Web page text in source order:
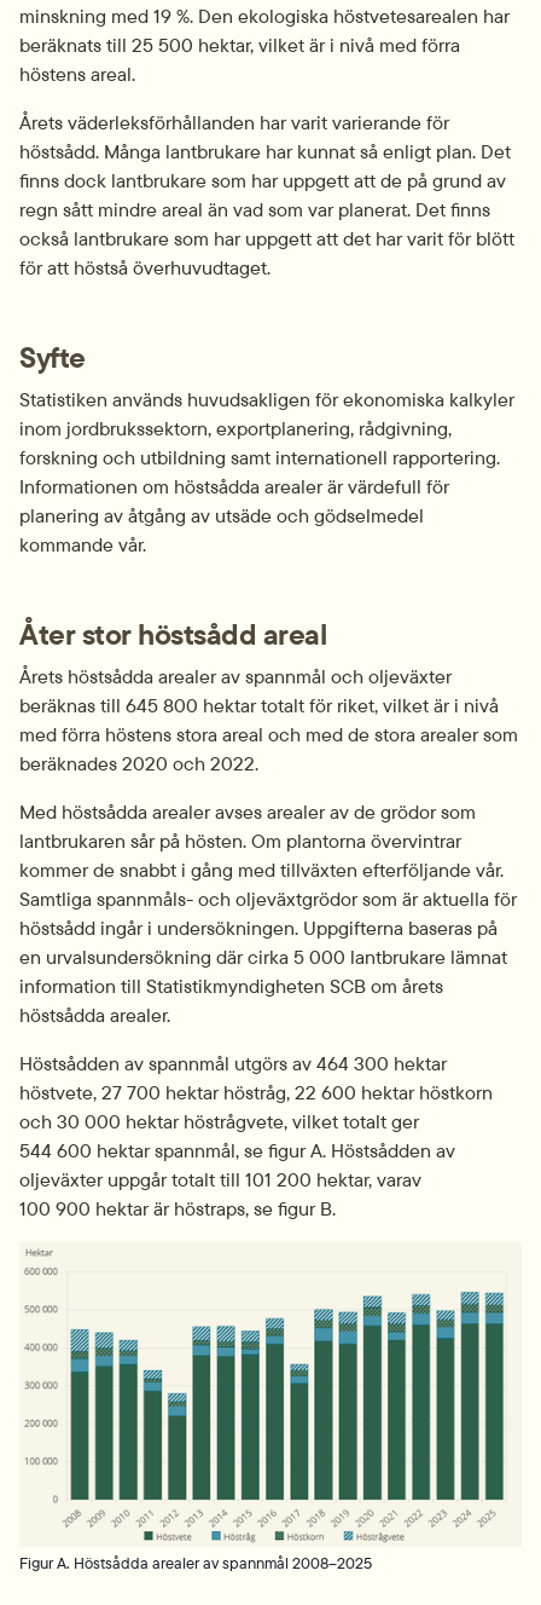
minskning med 19 %. Den ekologiska höstvetesarealen har
beräknats till 25 500 hektar, vilket är i nivå med förra
höstens areal.
Årets väderleksförhållanden har varit varierande för
höstsådd. Många lantbrukare har kunnat så enligt plan. Det
finns dock lantbrukare som har uppgett att de på grund av
regn sått mindre areal än vad som var planerat. Det finns
också lantbrukare som har uppgett att det har varit för blött
för att höstså överhuvudtaget.
Syfte
Statistiken används huvudsakligen för ekonomiska kalkyler
inom jordbrukssektorn, exportplanering, rådgivning,
forskning och utbildning samt internationell rapportering.
Informationen om höstsådda arealer är värdefull för
planering av åtgång av utsäde och gödselmedel
kommande vår.
Åter stor höstsådd areal
Årets höstsådda arealer av spannmål och oljeväxter
beräknas till 645 800 hektar totalt för riket, vilket är i nivå
med förra höstens stora areal och med de stora arealer som
beräknades 2020 och 2022.
Med höstsådda arealer avses arealer av de grödor som
lantbrukaren sår på hösten. Om plantorna övervintrar
kommer de snabbt i gång med tillväxten efterföljande vår.
Samtliga spannmåls- och oljeväxtgrödor som är aktuella för
höstsådd ingår i undersökningen. Uppgifterna baseras på
en urvalsundersökning där cirka 5 000 lantbrukare lämnat
information till Statistikmyndigheten SCB om årets
höstsådda arealer.
Höstsådden av spannmål utgörs av 464 300 hektar
höstvete, 27 700 hektar höstråg, 22 600 hektar höstkorn
och 30 000 hektar höstrågvete, vilket totalt ger
544 600 hektar spannmål, se figur A. Höstsådden av
oljeväxter uppgår totalt till 101 200 hektar, varav
100 900 hektar är höstraps, se figur B.
Figur A. Höstsådda arealer av spannmål 2008–2025